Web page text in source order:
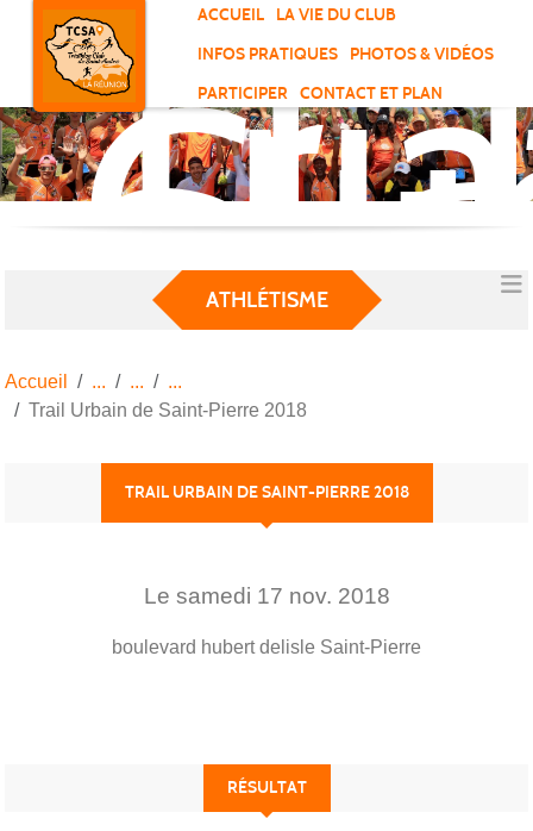
ACCUEIL
LA VIE DU CLUB
INFOS PRATIQUES
PHOTOS & VIDÉOS
PARTICIPER
CONTACT ET PLAN
de
ATHLÉTISME
Accueil
Trail Urbain de Saint-Pierre 2018
TRAIL URBAIN DE SAINT-PIERRE 2018
Le samedi 17 nov. 2018
boulevard hubert delisle Saint-Pierre
RÉSULTAT
Panneau de gestion des cookies